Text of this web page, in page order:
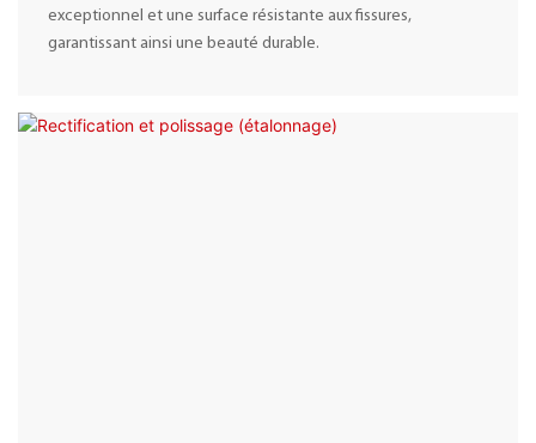
exceptionnel et une surface résistante aux fissures,
garantissant ainsi une beauté durable.